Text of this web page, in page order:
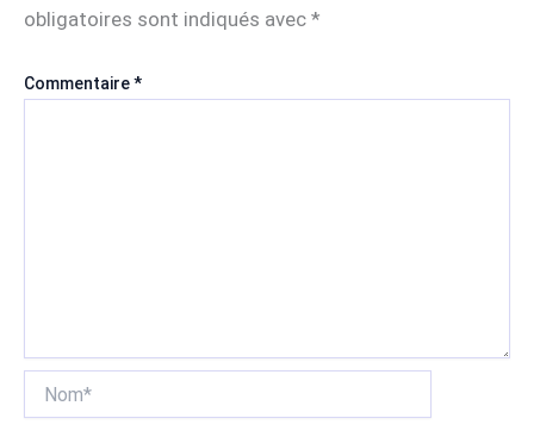
obligatoires sont indiqués avec *
Commentaire*